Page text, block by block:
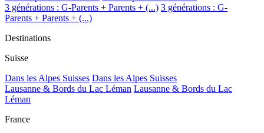
3 générations : G-Parents + Parents + (...) 3 générations : G-
Parents + Parents + (...)
Destinations
Suisse
Dans les Alpes Suisses Dans les Alpes Suisses
Lausanne & Bords du Lac Léman Lausanne & Bords du Lac
Léman
France